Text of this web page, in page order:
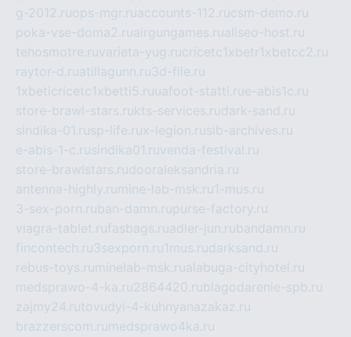
g-2012.ruops-mgr.ruaccounts-112.rucsm-demo.ru
poka-vse-doma2.ruairgungames.ruallseo-host.ru
tehosmotre.ruvarieta-yug.rucricetc1xbetr1xbetcc2.ru
raytor-d.ruatillagunn.ru3d-file.ru
1xbeticricetc1xbetti5.ruuafoot-statti.rue-abis1c.ru
store-brawl-stars.rukts-services.rudark-sand.ru
sindika-01.rusp-life.rux-legion.rusib-archives.ru
e-abis-1-c.rusindika01.ruvenda-festival.ru
store-brawlstars.rudooraleksandria.ru
antenna-highly.ru mine-lab-msk.ru1-mus.ru
3-sex-porn.ruban-damn.rupurse-factory.ru
viagra-tablet.rufasbags.ruadler-jun.rubandamn.ru
fincontech.ru3sexporn.ru1mus.rudarksand.ru
rebus-toys.ru minelab-msk.rualabuga-cityhotel.ru
medsprawo-4-ka.ru2864420.rublagodarenie-spb.ru
zajmy24.rutovudyi-4-kuhnyanazakaz.ru
brazzerscom.ru medsprawo4ka.ru